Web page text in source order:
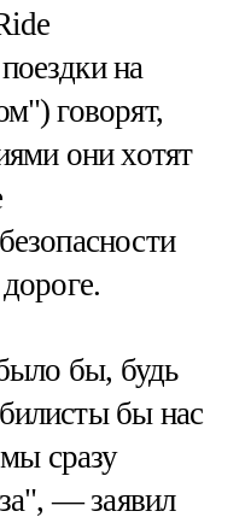
на
говорят,
они хотят
бы, будь
бы нас
сразу
— заявил